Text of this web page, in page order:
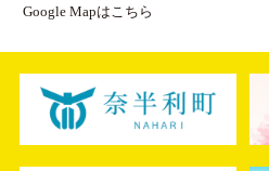
Google Mapはこちら